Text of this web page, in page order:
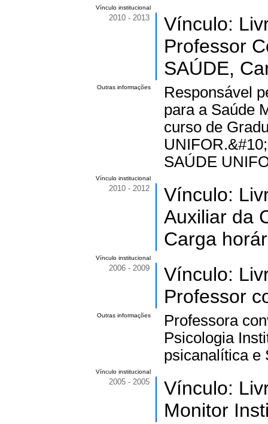
Vínculo institucional
2010 - 2013
Vínculo:
Professor
SAÚDE,
Outras informações
Responsável
para a Saúde
curso de
SAÚDE
Vínculo institucional
2010 - 2012
Vínculo:
Auxiliar da
Carga
Vínculo institucional
2006 - 2009
Vínculo:
Professor
Outras informações
Professora
Psicologia
psicanalítica e
Vínculo institucional
2005 - 2005
Vínculo:
Monitor